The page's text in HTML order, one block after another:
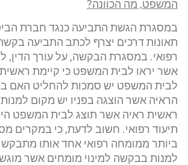
המשפט, מה הכוונה?
במסגרת הגשת התביעה כנגד חברת
תאונות דרכים יצרף לכתב התביעה
רפואי. במסגרת הבקשה, על עורך הדין,
אשר יראו לבית המשפט כי קיימת
לבית המשפט יש סמכות להחליט האם
הראיה אשר הוצגה בפניו יש מקום
ראשית ראיה אשר תוצג לבית המשפט
תיעוד רפואי. חשוב לדעת, כי במקרים
ביותר ממומחה רפואי אחד אותו מתבקש
למנות בבקשה למינוי מומחים אשר